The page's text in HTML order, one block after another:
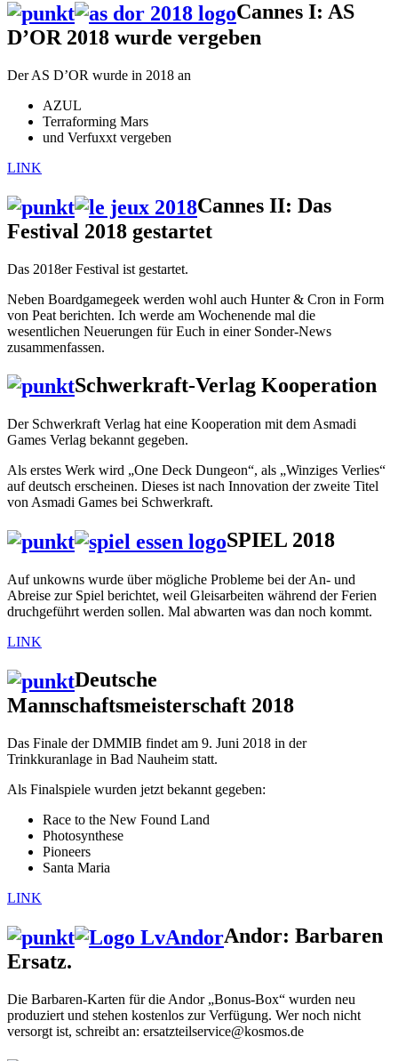
Cannes I: AS
D’OR 2018 wurde vergeben
Der AS D’OR wurde in 2018 an
AZUL
Terraforming Mars
und Verfuxxt vergeben
LINK
Cannes II: Das
Festival 2018 gestartet
Das 2018er Festival ist gestartet.
Neben Boardgamegeek werden wohl auch Hunter & Cron in Form
von Peat berichten. Ich werde am Wochenende mal die
wesentlichen Neuerungen für Euch in einer Sonder-News
zusammenfassen.
Schwerkraft-Verlag Kooperation
Der Schwerkraft Verlag hat eine Kooperation mit dem Asmadi
Games Verlag bekannt gegeben.
Als erstes Werk wird „One Deck Dungeon“, als „Winziges Verlies“
auf deutsch erscheinen. Dieses ist nach Innovation der zweite Titel
von Asmadi Games bei Schwerkraft.
SPIEL 2018
Auf unkowns wurde über mögliche Probleme bei der An- und
Abreise zur Spiel berichtet, weil Gleisarbeiten während der Ferien
druchgeführt werden sollen. Mal abwarten was dan noch kommt.
LINK
Deutsche
Mannschaftsmeisterschaft 2018
Das Finale der DMMIB findet am 9. Juni 2018 in der
Trinkkuranlage in Bad Nauheim statt.
Als Finalspiele wurden jetzt bekannt gegeben:
Race to the New Found Land
Photosynthese
Pioneers
Santa Maria
LINK
Andor: Barbaren
Ersatz.
Die Barbaren-Karten für die Andor „Bonus-Box“ wurden neu
produziert und stehen kostenlos zur Verfügung. Wer noch nicht
versorgt ist, schreibt an: ersatzteilservice@kosmos.de